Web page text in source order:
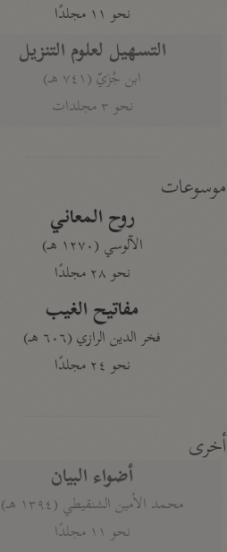
نحو ١١ مجلدًا
التسهيل لعلوم التنزيل
ابن جُزَيّ (٧٤١ هـ)
نحو ٣ مجلدات
موسوعات
روح المعاني
الآلوسي (١٢٧٠ هـ)
نحو ٢٨ مجلدًا
مفاتيح الغيب
فخر الدين الرازي (٦٠٦ هـ)
نحو ٢٤ مجلدًا
أخرى
أضواء البيان
محمد الأمين الشنقيطي (١٣٩٤ هـ)
نحو ١١ مجلدًا